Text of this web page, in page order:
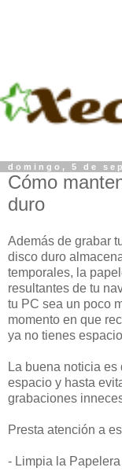
domingo, 5 de
Cómo
duro
Además de grabar
disco duro
temporales, la
resultantes de tu
tu PC sea un poco
momento en que
ya no tienes
La buena noticia
espacio y hasta
grabaciones
Presta atención a
- Limpia la